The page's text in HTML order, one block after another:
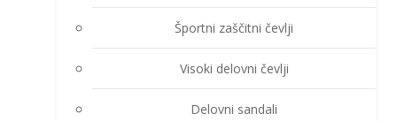
Športni zaščitni čevlji
Visoki delovni čevlji
Delovni sandali